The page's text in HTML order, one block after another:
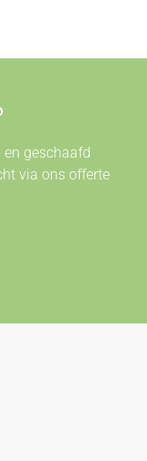
geschaafd
via ons offerte